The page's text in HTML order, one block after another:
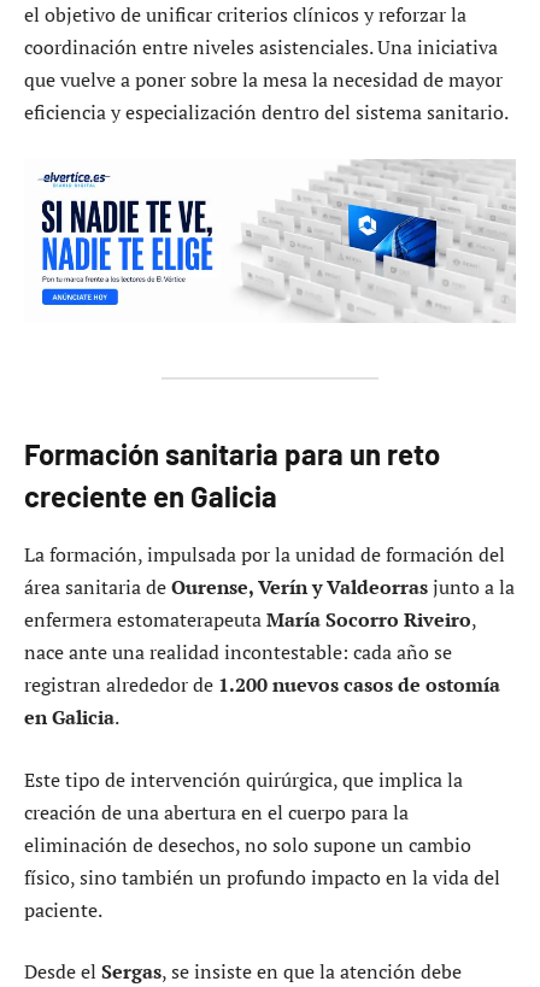
el objetivo de unificar criterios clínicos y reforzar la
coordinación entre niveles asistenciales. Una iniciativa
que vuelve a poner sobre la mesa la necesidad de mayor
eficiencia y especialización dentro del sistema sanitario.
Formación sanitaria para un reto
creciente en Galicia
La formación, impulsada por la unidad de formación del
área sanitaria deOurense, Verín y Valdeorrasjunto a la
enfermera estomaterapeutaMaría Socorro Riveiro,
nace ante una realidad incontestable: cada año se
registran alrededor de 1.200 nuevos casos de ostomía
en Galicia.
Este tipo de intervención quirúrgica, que implica la
creación de una abertura en el cuerpo para la
eliminación de desechos, no solo supone un cambio
físico, sino también un profundo impacto en la vida del
paciente.
Desde el Sergas, se insiste en que la atención debe